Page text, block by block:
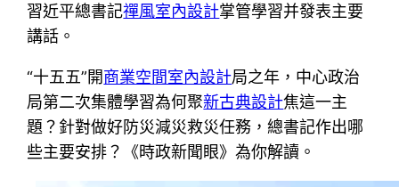
習近平總書記禪風室內設計掌管學習并發表主要
講話。
“十五五”開商業空間室內設計局之年，中心政治
局第二次集體學習為何聚新古典設計焦這一主
題？針對做好防災減災救災任務，總書記作出哪
些主要安排？《時政新聞眼》為你解讀。